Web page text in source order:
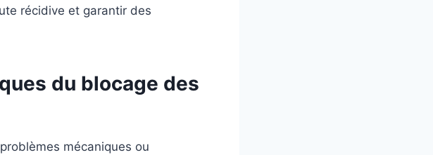
récidive et garantir des
du blocage des
mécaniques ou